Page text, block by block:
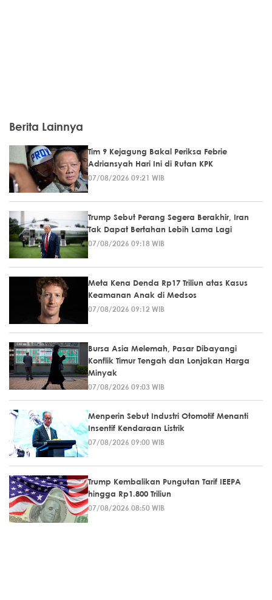
Berita Lainnya
Tim 9 Kejagung Bakal Periksa Febrie
Adriansyah Hari Ini di Rutan KPK
07/08/2026 09:21 WIB
Trump Sebut Perang Segera Berakhir, Iran
Tak Dapat Bertahan Lebih Lama Lagi
07/08/2026 09:18 WIB
Meta Kena Denda Rp17 Triliun atas Kasus
Keamanan Anak di Medsos
07/08/2026 09:12 WIB
Bursa Asia Melemah, Pasar Dibayangi
Konflik Timur Tengah dan Lonjakan Harga
Minyak
07/08/2026 09:03 WIB
Menperin Sebut Industri Otomotif Menanti
Insentif Kendaraan Listrik
07/08/2026 09:00 WIB
Trump Kembalikan Pungutan Tarif IEEPA
hingga Rp1.800 Triliun
07/08/2026 08:50 WIB